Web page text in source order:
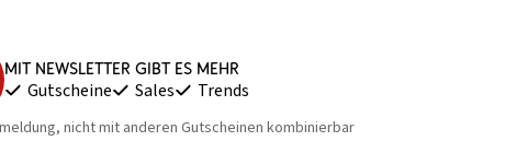
Mit Newsletter gibt es mehr
Gutscheine Sales Trends
nicht mit anderen Gutscheinen kombinierbar